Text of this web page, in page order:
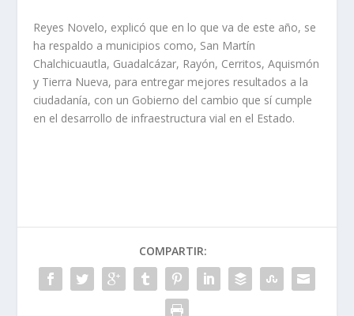
Reyes Novelo, explicó que en lo que va de este año, se
ha respaldo a municipios como, San Martín
Chalchicuautla, Guadalcázar, Rayón, Cerritos, Aquismón
y Tierra Nueva, para entregar mejores resultados a la
ciudadanía, con un Gobierno del cambio que sí cumple
en el desarrollo de infraestructura vial en el Estado.
COMPARTIR: